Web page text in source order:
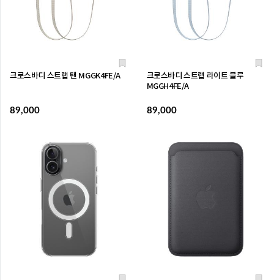
크로스바디 스트랩 탠 MGGK4FE/A
89,000
크로스바디 스트랩 라이트 블루
MGGH4FE/A
89,000